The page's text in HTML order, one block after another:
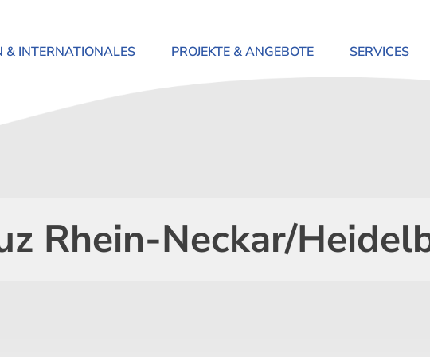
& INTERNATIONALES PROJEKTE & ANGEBOTE SERVICES
Rhein-Neckar/